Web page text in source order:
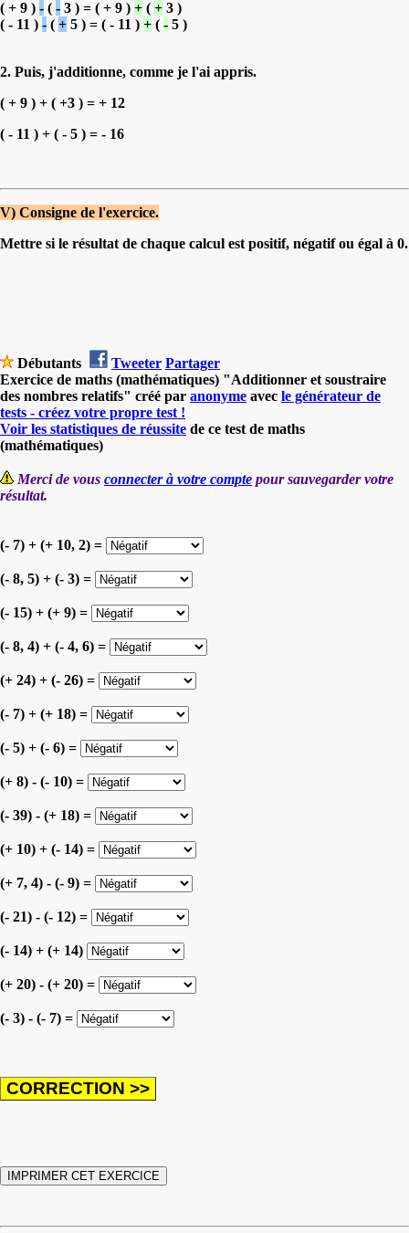
( + 9 ) - ( - 3 ) = ( + 9 ) + ( + 3 )
( - 11 ) - ( + 5 ) = ( - 11 ) + ( - 5 )
2. Puis, j'additionne, comme je l'ai appris.
( + 9 ) + ( +3 ) = + 12
( - 11 ) + ( - 5 ) = - 16
V) Consigne de l'exercice.
Mettre si le résultat de chaque calcul est positif, négatif ou égal à 0.
Débutants Tweeter Partager
Exercice de maths (mathématiques) "Additionner et soustraire
des nombres relatifs" créé par anonyme avec le générateur de
tests - créez votre propre test !
Voir les statistiques de réussite de ce test de maths
(mathématiques)
Merci de vous connecter à votre compte pour sauvegarder votre
résultat.
(- 7) + (+ 10, 2) =
(- 8, 5) + (- 3) =
(- 15) + (+ 9) =
(- 8, 4) + (- 4, 6) =
(+ 24) + (- 26) =
(- 7) + (+ 18) =
(- 5) + (- 6) =
(+ 8) - (- 10) =
(- 39) - (+ 18) =
(+ 10) + (- 14) =
(+ 7, 4) - (- 9) =
(- 21) - (- 12) =
(- 14) + (+ 14)
(+ 20) - (+ 20) =
(- 3) - (- 7) =